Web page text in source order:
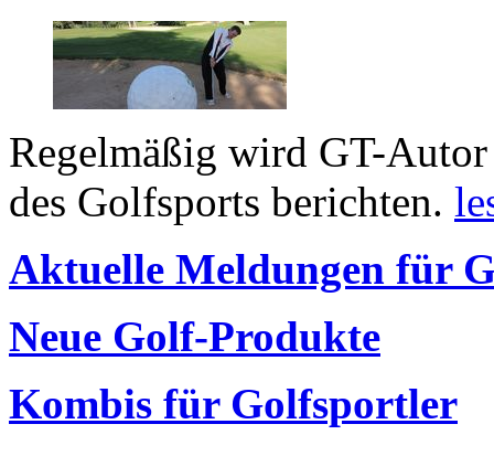
Regelmäßig wird GT-
des Golfsports berichten.
Aktuelle Meldungen für
Neue Golf-Produkte
Kombis für Golfsportler